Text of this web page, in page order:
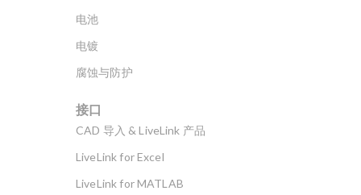
电池
电镀
腐蚀与防护
接口
CAD 导入 & LiveLink 产品
LiveLink for Excel
LiveLink for MATLAB